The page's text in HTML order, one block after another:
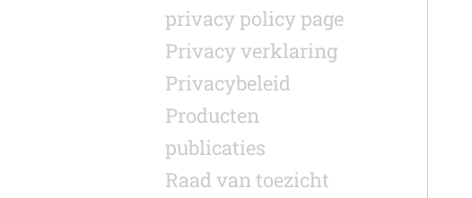
privacy policy page
Privacy verklaring
Privacybeleid
Producten
publicaties
Raad van toezicht